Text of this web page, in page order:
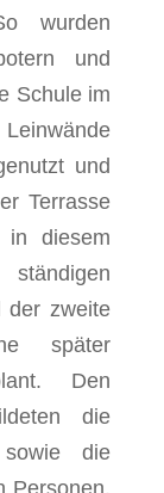
wurden
und
Schule im
und
Terrasse
in diesem
der zweite
später
Den
die
sowie die
Personen,